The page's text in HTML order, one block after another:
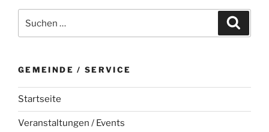
nach:
GEMEINDE / SERVICE
Startseite
Veranstaltungen / Events